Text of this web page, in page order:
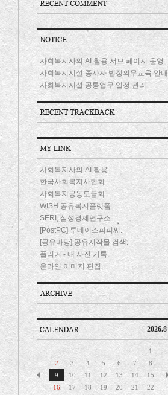
사회복지사의 AI 활용 서브 페이지 운영
사회복지시설 종사자 법정의무교육 안내
사회복지시설 공통업무 일정 관리
사회복지사의 AI 활용.
한국사회복지사협회.
사회복지공동모금회.
WISH 공유복지플랫폼.
SERI, 삼성경제연구소.
[PostPC] 투데이스피피씨.
[공유마당] 공유저작물 검색.
플리커 - 내 사진 기록.
온라인 이미지 편집.
2026.8
1
2
3 4 5 6 7
8
9
10 11 12 13 14
15
16
17 18 19 20 21
22